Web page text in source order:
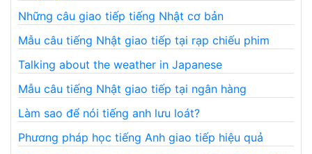
Những câu giao tiếp tiếng Nhật cơ bản
Mẫu câu tiếng Nhật giao tiếp tại rạp chiếu phim
Talking about the weather in Japanese
Mẫu câu tiếng Nhật giao tiếp tại ngân hàng
Làm sao để nói tiếng anh lưu loát?
Phương pháp học tiếng Anh giao tiếp hiệu quả